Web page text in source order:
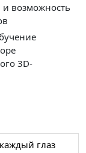
и возможность
3D-
глаз